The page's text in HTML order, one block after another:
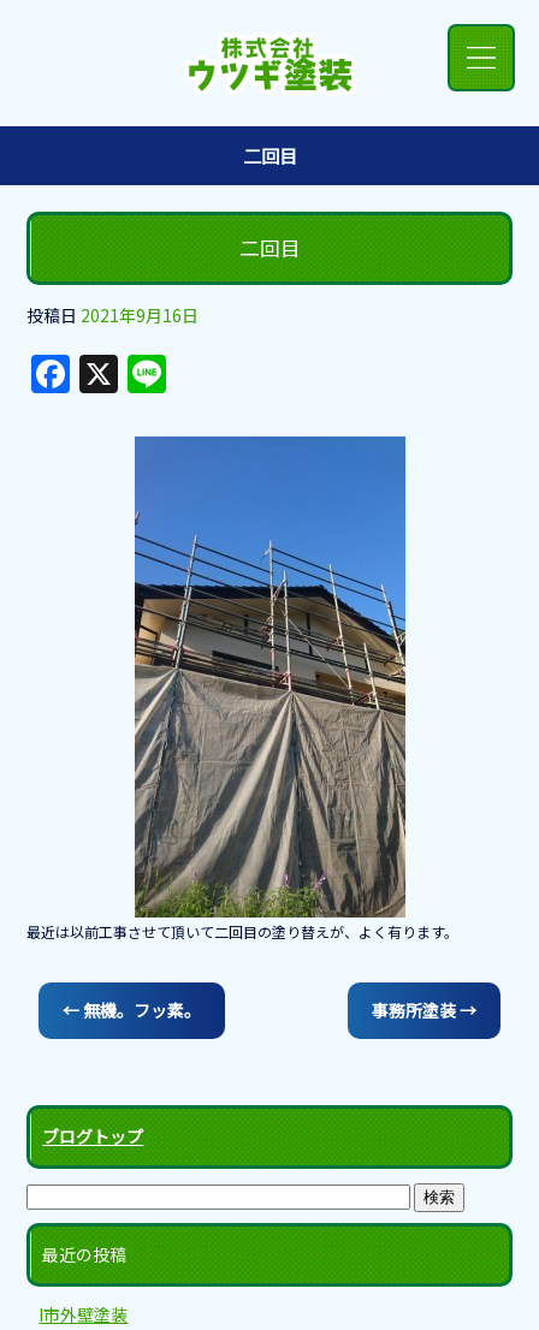
二回目
二回目
投稿日 2021年9月16日
F
a
X
e
最近は以前工事させて頂いて二回目の塗り替えが、よく有ります。
← 無機。フッ素。 事務所塗装→
ブログトップ
最近の投稿
I市外壁塗装